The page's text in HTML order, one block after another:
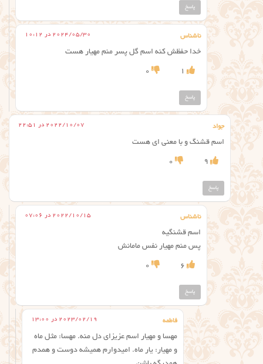
پاسخ
ناشناس 2024/05/30 در 10:12
خدا حفظش کنه اسم گل پسر منم مهیار هست
1
0
پاسخ
جواد 2022/10/07 در 22:51
اسم قشنگ و با معنی ای هست
9
0
پاسخ
ناشناس 2022/10/15 در 07:06
اسم قشنگیه
پس منم مهیار نفس مامانش
6
0
پاسخ
فاطمه 2023/02/19 در 13:00
مهسا و مهیار اسم عزیزای دل منه. مهسا: مثل ماه
و مهیار: یار ماه. امیدوارم همیشه دوست و همدم